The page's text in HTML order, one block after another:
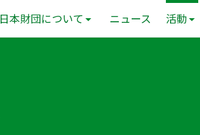
日本財団について ニュース 活動